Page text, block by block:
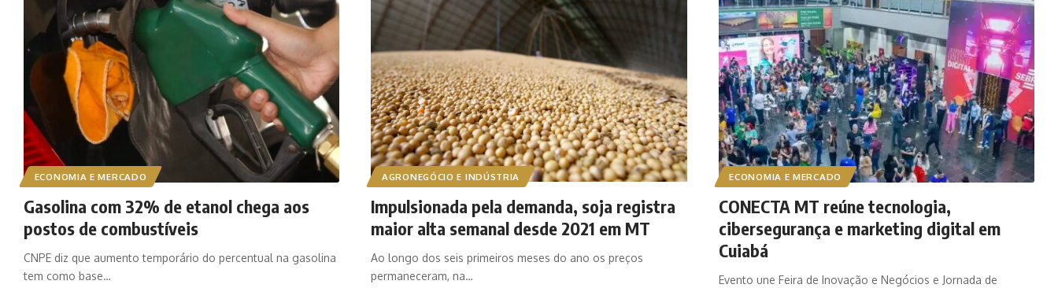
ECONOMIA E MERCADO
Gasolina com 32% de etanol chega aos
postos de combustíveis
CNPE diz que aumento temporário do percentual na gasolina
tem como base…
AGRONEGÓCIO E INDÚSTRIA
Impulsionada pela demanda, soja registra
maior alta semanal desde 2021 em MT
Ao longo dos seis primeiros meses do ano os preços
permaneceram, na…
ECONOMIA E MERCADO
CONECTA MT reúne tecnologia,
cibersegurança e marketing digital em
Cuiabá
Evento une Feira de Inovação e Negócios e Jornada de